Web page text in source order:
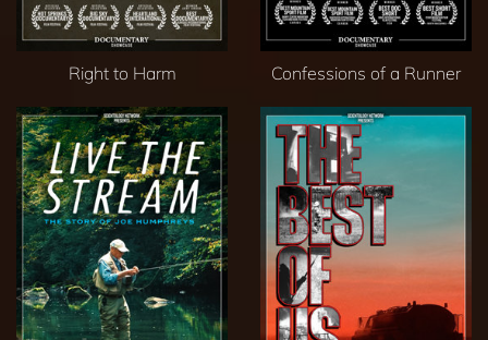
Right to Harm Confessions of a Runner